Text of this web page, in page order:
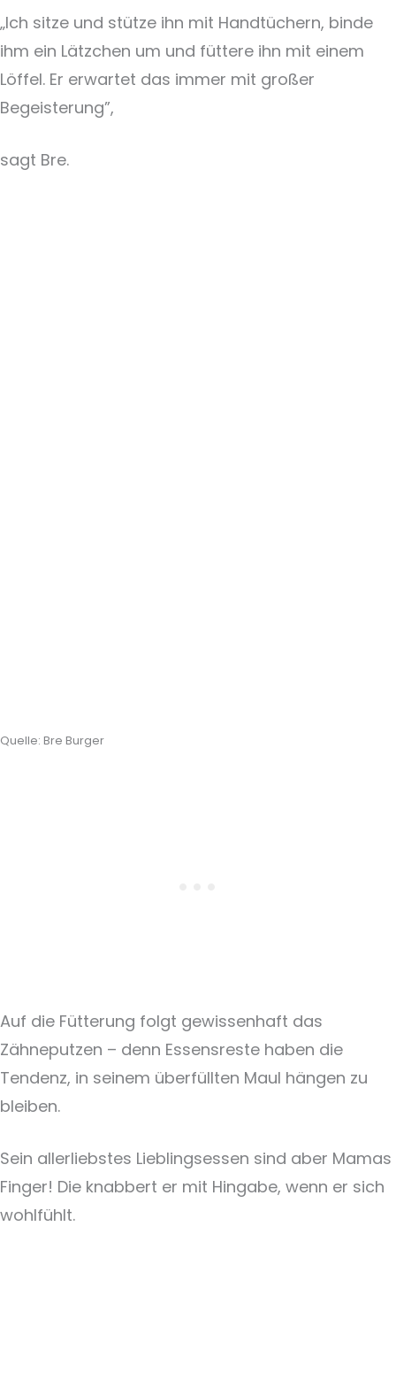
„Ich sitze und stütze ihn mit Handtüchern, binde
ihm ein Lätzchen um und füttere ihn mit einem
Löffel. Er erwartet das immer mit großer
Begeisterung”,
sagt Bre.
Quelle: Bre Burger
Auf die Fütterung folgt gewissenhaft das
Zähneputzen – denn Essensreste haben die
Tendenz, in seinem überfüllten Maul hängen zu
bleiben.
Sein allerliebstes Lieblingsessen sind aber Mamas
Finger! Die knabbert er mit Hingabe, wenn er sich
wohlfühlt.